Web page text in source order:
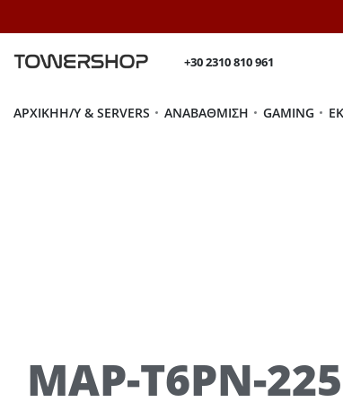
+30 2310 810 961
ΑΡΧΙΚΉH/Y & SERVERS ΑΝΑΒΆΘΜΙΣΗ GAMING
MAP-T6PN-